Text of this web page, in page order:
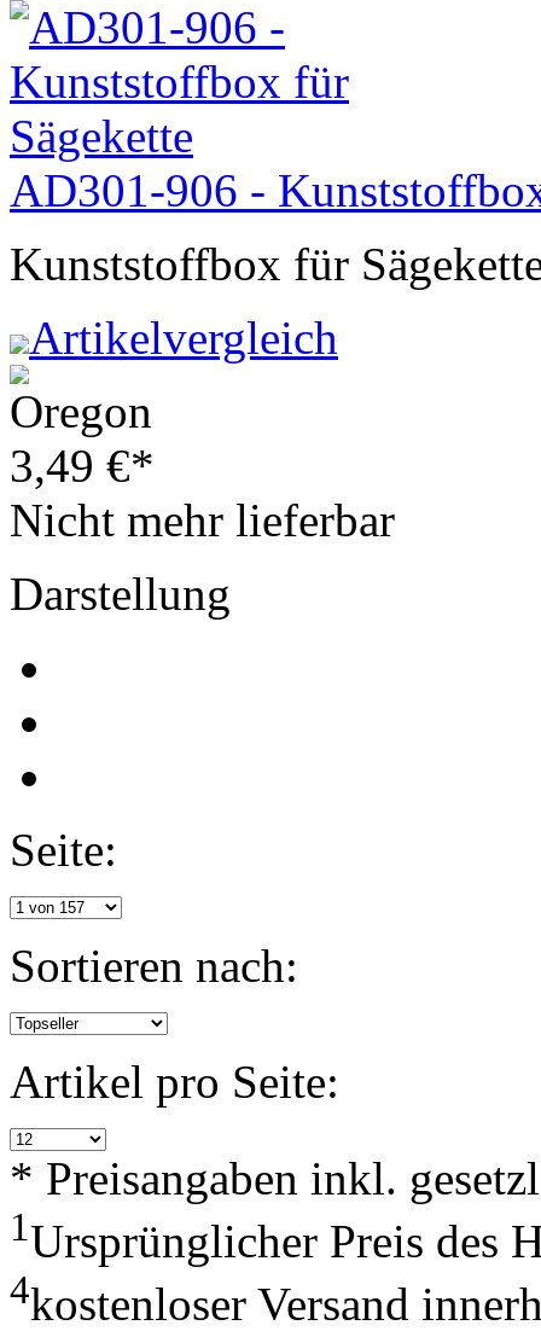
AD301-906 -
Kunststoffbox für
Artikelvergleich
3,49 €*
Nicht mehr lieferbar
Darstellung
Seite:
Sortieren nach:
Artikel pro Seite:
* Preisangaben inkl.
1Ursprünglicher Preis des
4kostenloser Versand